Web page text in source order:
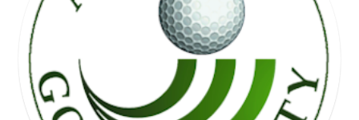
FREE WHEEL SOCIETY